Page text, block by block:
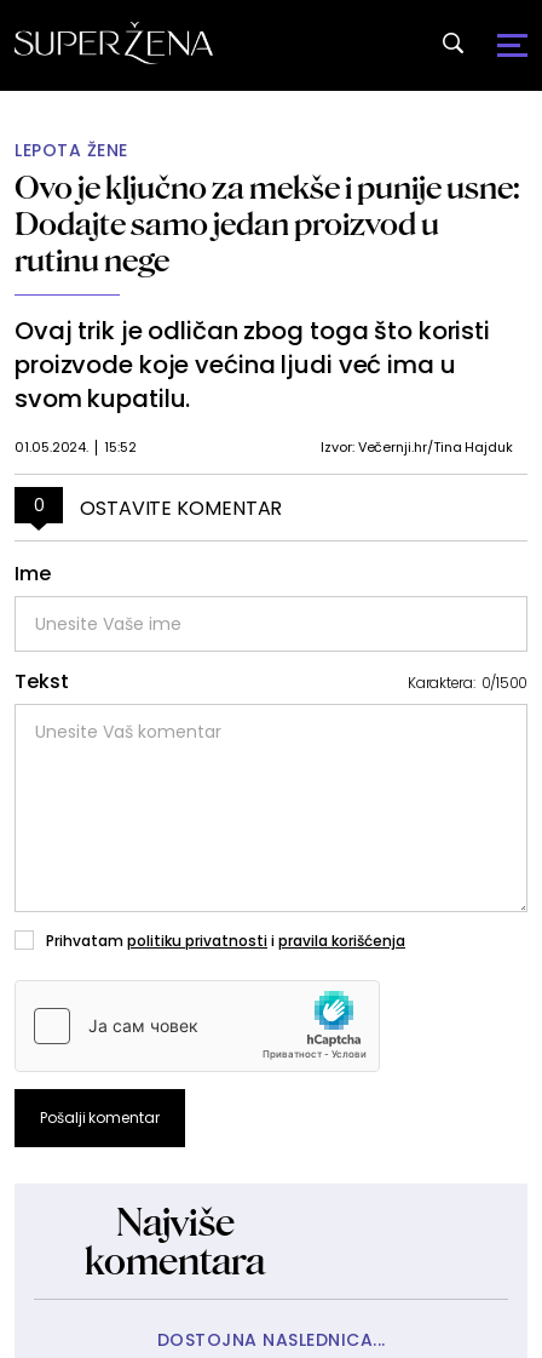
LEPOTA ŽENE
Ovo je ključno za mekše i punije usne:
Dodajte samo jedan proizvod u
rutinu nege
Ovaj trik je odličan zbog toga što koristi
proizvode koje većina ljudi već ima u
svom kupatilu.
01.05.2024. 15:52 Izvor: Večernji.hr/Tina Hajduk
0 OSTAVITE KOMENTAR
Ime
Tekst Karaktera: 0/1500
Prihvatampolitiku privatnostiipravila korišćenja
Pošalji komentar
Najviše
komentara
DOSTOJNA NASLEDNICA...